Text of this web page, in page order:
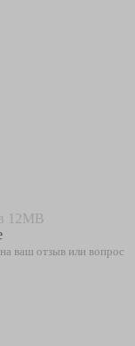
12MB
ваш отзыв или вопрос